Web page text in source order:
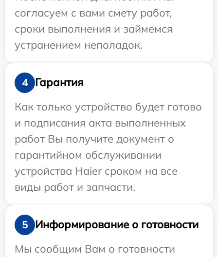
согласуем с вами смету работ,
сроки выполнения и займемся
устранением неполадок.
4
Гарантия
Как только устройство будет готово
и подписания акта выполненных
работ Вы получите документ о
гарантийном обслуживании
устройства Haier сроком на все
виды работ и запчасти.
5
Информирование о готовности
Мы сообщим Вам о готовности